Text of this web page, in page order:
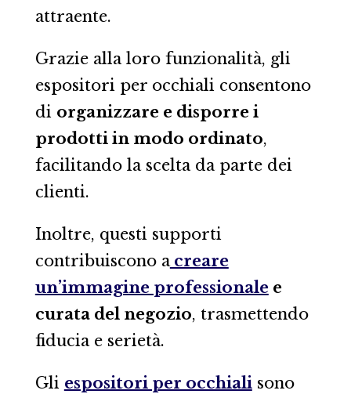
attraente.
Grazie alla loro funzionalità, gli
espositori per occhiali consentono
di organizzare e disporre i
prodotti in modo ordinato,
facilitando la scelta da parte dei
clienti.
Inoltre, questi supporti
contribuiscono acreare
un’immagine professionalee
curata del negozio, trasmettendo
fiducia e serietà.
Gli espositori per occhialisono